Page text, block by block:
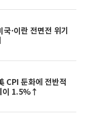
·이란 전면전 위기
CPI 둔화에 전반적
이 1.5%↑